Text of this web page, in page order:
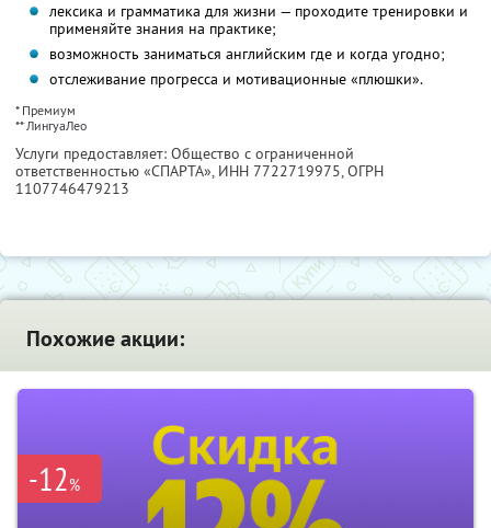
лексика и грамматика для жизни — проходите тренировки и
применяйте знания на практике;
возможность заниматься английским где и когда угодно;
отслеживание прогресса и мотивационные «плюшки».
* Премиум
** ЛингуаЛео
Услуги предоставляет: Общество с ограниченной
ответственностью «СПАРТА», ИНН 7722719975, ОГРН
1107746479213
Похожие акции:
-12%